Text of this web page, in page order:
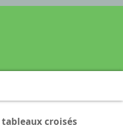
croisés